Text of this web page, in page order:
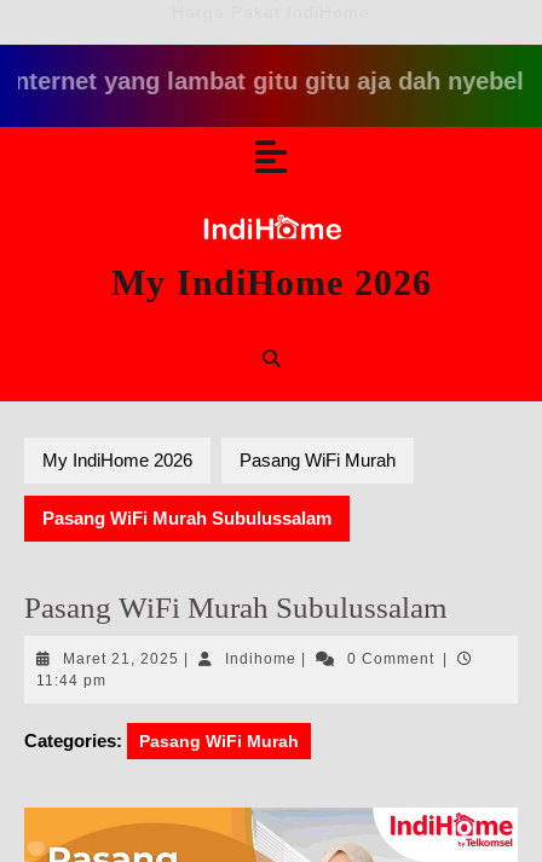
yang lambat gitu gitu aja dah nyebelin,
My IndiHome 2026
My IndiHome 2026 Pasang WiFi Murah
Pasang WiFi Murah Subulussalam
Pasang WiFi Murah Subulussalam
Maret 21, 2025 Maret
Indihome Indihome0 Comment
11:44 pm
Categories: Pasang WiFi Murah